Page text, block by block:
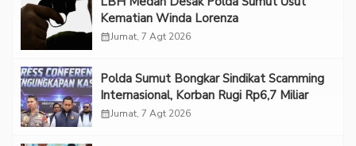
Kematian Winda Lorenza
calendar_monthJumat, 7 Agt 2026
Polda Sumut Bongkar Sindikat Scamming
Internasional, Korban Rugi Rp6,7 Miliar
calendar_monthJumat, 7 Agt 2026